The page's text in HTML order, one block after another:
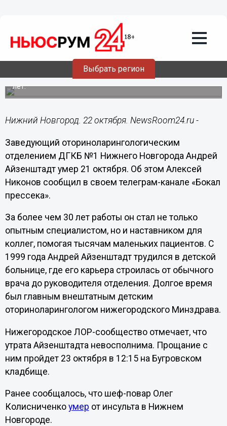
Выбрать регион
Прощание с нижегородским ЛОР-
врачом Айзенштадтом пройдет 23
октября
Он работал в здравоохранении на протяжении более 30
лет.
Нижний Новгород. 22 октября. NewsRoom24.ru -
Заведующий оториноларингологическим
отделением ДГКБ №1 Нижнего Новгорода Андрей
Айзенштадт умер 21 октября. Об этом Алексей
Никонов сообщил в своем телеграм-канале «Бокал
прессека».
За более чем 30 лет работы он стал не только
опытным специалистом, но и наставником для
коллег, помогая тысячам маленьких пациентов. С
1999 года Андрей Айзенштадт трудился в детской
больнице, где его карьера строилась от обычного
врача до руководителя отделения. Долгое время
был главным внештатным детским
оториноларингологом нижегородского Минздрава.
Нижегородское ЛОР-сообщество отмечает, что
утрата Айзенштадта невосполнима. Прощание с
ним пройдет 23 октября в 12:15 на Бугровском
кладбище.
Ранее сообщалось, что шеф-повар Олег
Колисниченко умер от инсульта в Нижнем
Новгороде.